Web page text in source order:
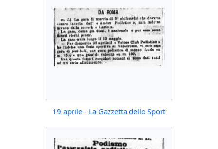
19 aprile - La Gazzetta dello Sport